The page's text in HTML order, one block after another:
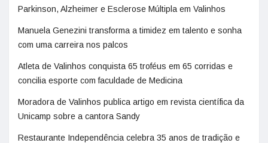
Parkinson, Alzheimer e Esclerose Múltipla em Valinhos
Manuela Genezini transforma a timidez em talento e sonha
com uma carreira nos palcos
Atleta de Valinhos conquista 65 troféus em 65 corridas e
concilia esporte com faculdade de Medicina
Moradora de Valinhos publica artigo em revista científica da
Unicamp sobre a cantora Sandy
Restaurante Independência celebra 35 anos de tradição e